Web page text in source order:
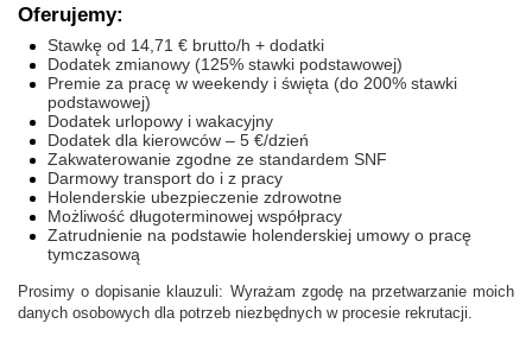
Oferujemy:
Stawkę od 14,71 € brutto/h + dodatki
Dodatek zmianowy (125% stawki podstawowej)
Premie za pracę w weekendy i święta (do 200% stawki
podstawowej)
Dodatek urlopowy i wakacyjny
Dodatek dla kierowców – 5 €/dzień
Zakwaterowanie zgodne ze standardem SNF
Darmowy transport do i z pracy
Holenderskie ubezpieczenie zdrowotne
Możliwość długoterminowej współpracy
Zatrudnienie na podstawie holenderskiej umowy o pracę
tymczasową
Prosimy o dopisanie klauzuli: Wyrażam zgodę na przetwarzanie moich
danych osobowych dla potrzeb niezbędnych w procesie rekrutacji.